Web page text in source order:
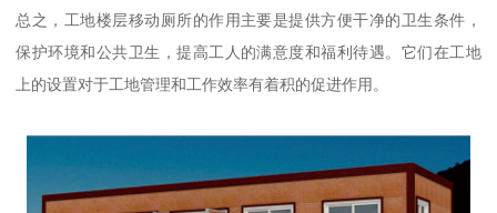
总之，工地楼层移动厕所的作用主要是提供方便干净的卫生条件，
保护环境和公共卫生，提高工人的满意度和福利待遇。它们在工地
上的设置对于工地管理和工作效率有着积的促进作用。